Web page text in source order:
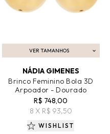
VER TAMANHOS
ADICIONAR AO CARRINHO
NÁDIA GIMENES
Brinco Feminino Bola 3D
Arpoador - Dourado
R$ 748,00
8 X R$ 93,50
WISHLIST